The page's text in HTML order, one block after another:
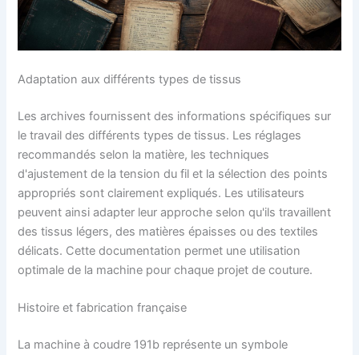
Adaptation aux différents types de tissus
Les archives fournissent des informations spécifiques sur
le travail des différents types de tissus. Les réglages
recommandés selon la matière, les techniques
d'ajustement de la tension du fil et la sélection des points
appropriés sont clairement expliqués. Les utilisateurs
peuvent ainsi adapter leur approche selon qu'ils travaillent
des tissus légers, des matières épaisses ou des textiles
délicats. Cette documentation permet une utilisation
optimale de la machine pour chaque projet de couture.
Histoire et fabrication française
La machine à coudre 191b représente un symbole